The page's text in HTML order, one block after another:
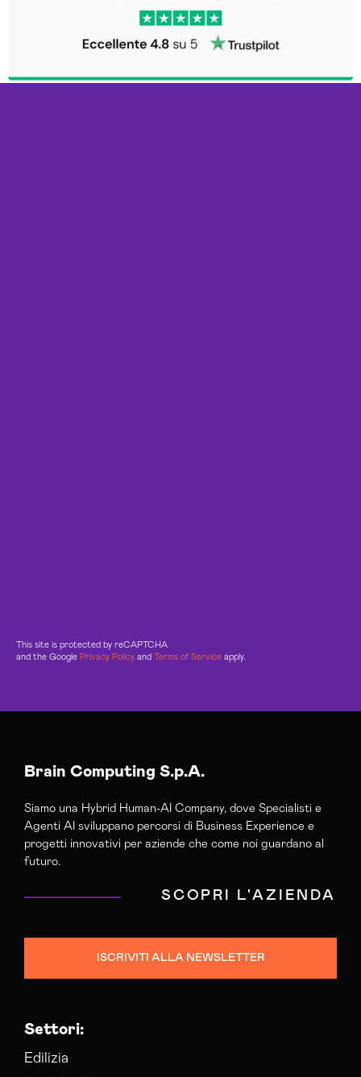
This site is protected by reCAPTCHA
and the Google Privacy Policy and Terms of Service apply.
Brain Computing S.p.A.
Siamo una Hybrid Human-AI Company, dove Specialisti e
Agenti AI sviluppano percorsi di Business Experience e
progetti innovativi per aziende che come noi guardano al
futuro.
SCOPRI L'AZIENDA
ISCRIVITI ALLA NEWSLETTER
Settori:
Edilizia